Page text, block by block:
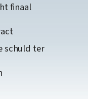
finaal
schuld ter